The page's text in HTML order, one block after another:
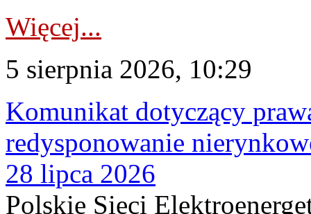
Więcej...
5 sierpnia 2026, 10:29
Komunikat dotyczący
redysponowanie
28 lipca 2026
Polskie Sieci